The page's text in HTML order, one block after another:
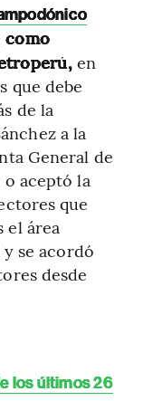
como
en
que debe
de la
a la
General de
aceptó la
que
el área
se acordó
desde
los últimos 26